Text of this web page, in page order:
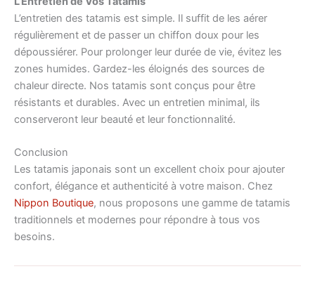
L’entretien des tatamis est simple. Il suffit de les aérer
régulièrement et de passer un chiffon doux pour les
dépoussiérer. Pour prolonger leur durée de vie, évitez les
zones humides. Gardez-les éloignés des sources de
chaleur directe. Nos tatamis sont conçus pour être
résistants et durables. Avec un entretien minimal, ils
conserveront leur beauté et leur fonctionnalité.
Conclusion
Les tatamis japonais sont un excellent choix pour ajouter
confort, élégance et authenticité à votre maison. Chez
Nippon Boutique, nous proposons une gamme de tatamis
traditionnels et modernes pour répondre à tous vos
besoins.